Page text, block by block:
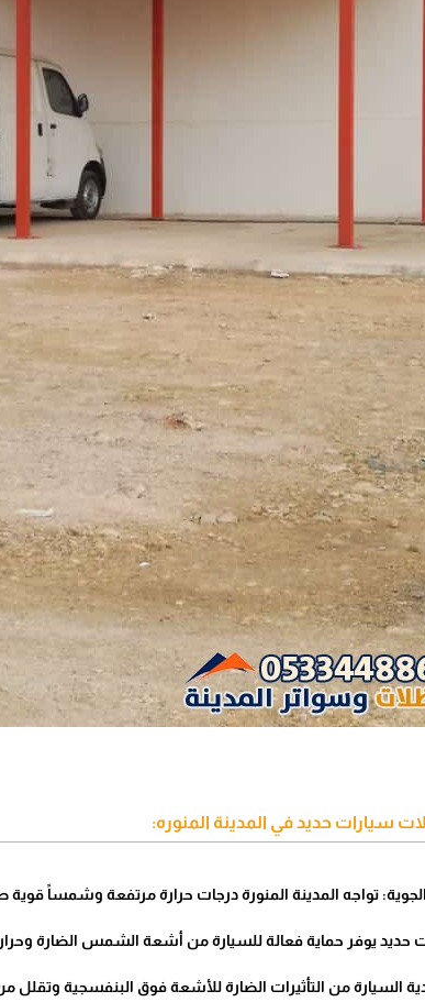
سيارات حديد في المدينة المنوره:
يوفر حماية فعالة للسيارة من أشعة الشمس الضارة
السيارة من التأثيرات الضارة للأشعة فوق البنفسجية وتقلل من